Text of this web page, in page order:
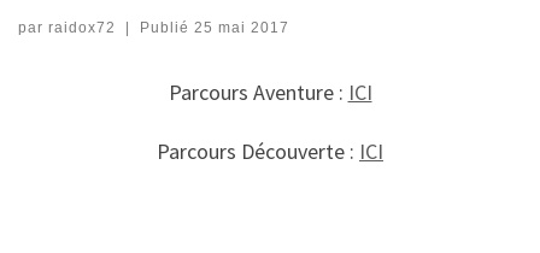
par raidox72 | Publié 25 mai 2017
Parcours Aventure : ICI
Parcours Découverte : ICI